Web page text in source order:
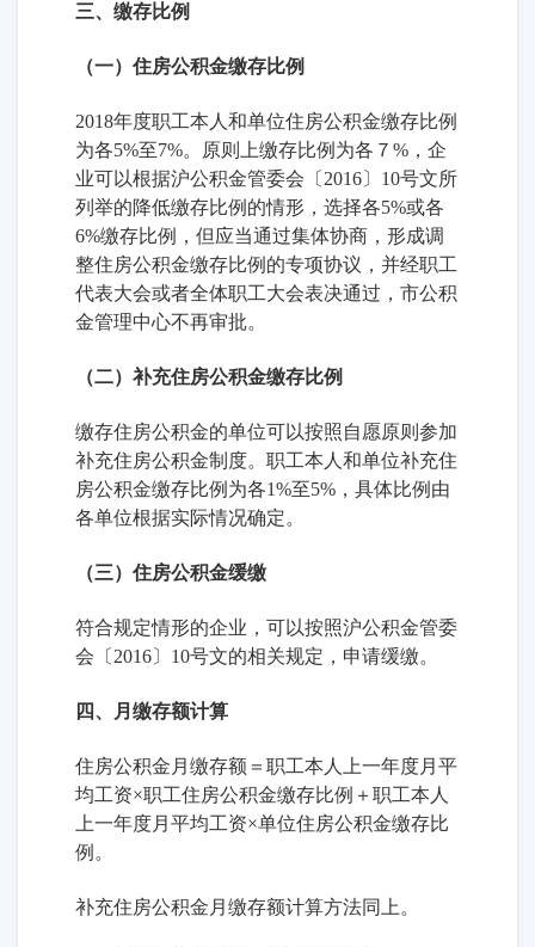
三、缴存比例
（一）住房公积金缴存比例
2018年度职工本人和单位住房公积金缴存比例
为各5%至7%。原则上缴存比例为各７%，企
业可以根据沪公积金管委会〔2016〕10号文所
列举的降低缴存比例的情形，选择各5%或各
6%缴存比例，但应当通过集体协商，形成调
整住房公积金缴存比例的专项协议，并经职工
代表大会或者全体职工大会表决通过，市公积
金管理中心不再审批。
（二）补充住房公积金缴存比例
缴存住房公积金的单位可以按照自愿原则参加
补充住房公积金制度。职工本人和单位补充住
房公积金缴存比例为各1%至5%，具体比例由
各单位根据实际情况确定。
（三）住房公积金缓缴
符合规定情形的企业，可以按照沪公积金管委
会〔2016〕10号文的相关规定，申请缓缴。
四、月缴存额计算
住房公积金月缴存额＝职工本人上一年度月平
均工资×职工住房公积金缴存比例＋职工本人
上一年度月平均工资×单位住房公积金缴存比
例。
补充住房公积金月缴存额计算方法同上。